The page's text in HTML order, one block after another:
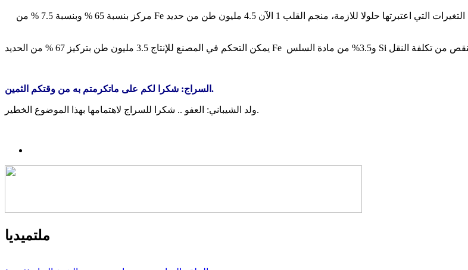
ولد الشيباني: يمكن أن ننتج أقل من الكميات السابقة ونبيعها بسعر أفضل إذا أجريت تلك التغيرات التي اعتبرتها حلولا للازمة، منجم القلب 1 الآن 4.5 مليون طن من حديد Fe مركز بنسبة 65 % وبنسبة 7.5 % من
السراج: شكرا لكم على ماتكرمتم به من وقتكم الثمين.
ولد الشيباني: العفو .. شكرا للسراج لاهتمامها بهذا الموضوع الخطير.
ملتميديا